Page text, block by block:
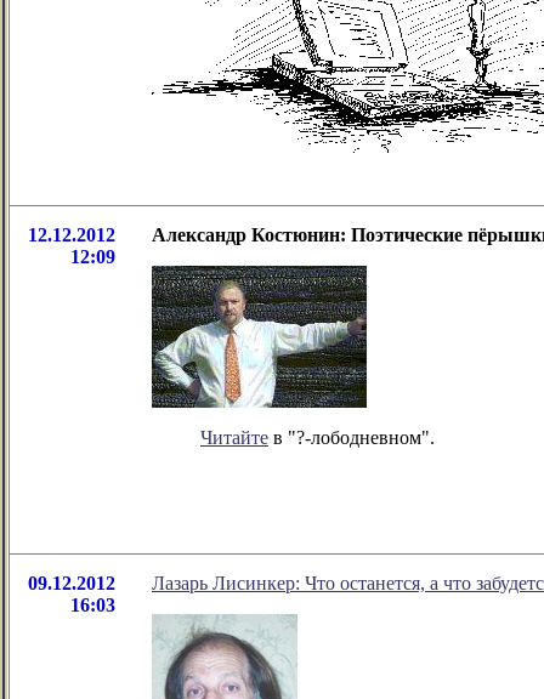
12.12.2012
12:09
Александр Костюнин: Поэтические
Читайте в "?-лободневном".
09.12.2012
16:03
Лазарь Лисинкер: Что останется, а что